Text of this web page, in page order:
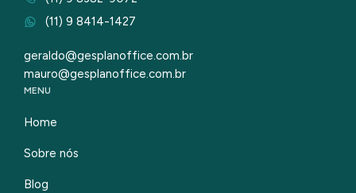
(11) 9 8414-1427
geraldo@gesplanoffice.com.br
mauro@gesplanoffice.com.br
MENU
Home
Sobre nós
Blog